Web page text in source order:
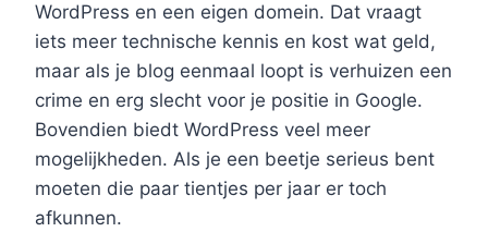
WordPress en een eigen domein. Dat vraagt
iets meer technische kennis en kost wat geld,
maar als je blog eenmaal loopt is verhuizen een
crime en erg slecht voor je positie in Google.
Bovendien biedt WordPress veel meer
mogelijkheden. Als je een beetje serieus bent
moeten die paar tientjes per jaar er toch
afkunnen.